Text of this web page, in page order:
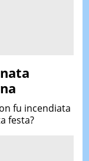
fu incendiata
festa?